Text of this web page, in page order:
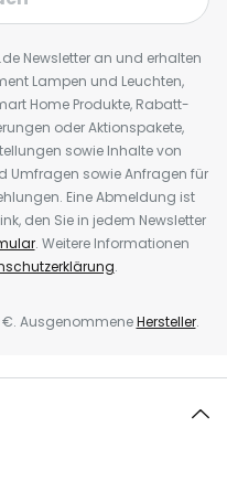
Newsletter an und erhalten
Lampen und Leuchten,
Home Produkte, Rabatt-
oder Aktionspakete,
sowie Inhalte von
Umfragen sowie Anfragen für
Eine Abmeldung ist
den Sie in jedem Newsletter
. Weitere Informationen
.
€. AusgenommeneHersteller.